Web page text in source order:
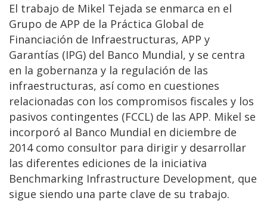
El trabajo de Mikel Tejada se enmarca en el
Grupo de APP de la Práctica Global de
Financiación de Infraestructuras, APP y
Garantías (IPG) del Banco Mundial, y se centra
en la gobernanza y la regulación de las
infraestructuras, así como en cuestiones
relacionadas con los compromisos fiscales y los
pasivos contingentes (FCCL) de las APP. Mikel se
incorporó al Banco Mundial en diciembre de
2014 como consultor para dirigir y desarrollar
las diferentes ediciones de la iniciativa
Benchmarking Infrastructure Development, que
sigue siendo una parte clave de su trabajo.